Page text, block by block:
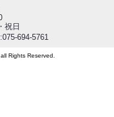
祝日
694-5761
Rights Reserved.